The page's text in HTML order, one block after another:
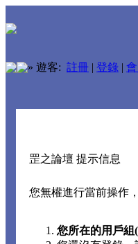
» 遊客: 註冊 | 登錄 |
罡之論壇 提示信息
您無權進行當前操作
您所在的用戶組